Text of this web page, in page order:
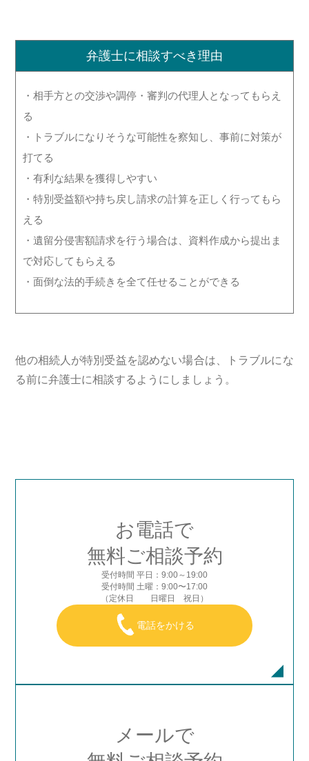
弁護士に相談すべき理由
・相手方との交渉や調停・審判の代理人となってもらえ
る
・トラブルになりそうな可能性を察知し、事前に対策が
打てる
・有利な結果を獲得しやすい
・特別受益額や持ち戻し請求の計算を正しく行ってもら
える
・遺留分侵害額請求を行う場合は、資料作成から提出ま
で対応してもらえる
・面倒な法的手続きを全て任せることができる
他の相続人が特別受益を認めない場合は、トラブルにな
る前に弁護士に相談するようにしましょう。
お電話で
無料ご相談予約
受付時間 平日：9:00～19:00
受付時間 土曜：9:00〜17:00
（定休日 日曜日 祝日）
電話をかける
メールで